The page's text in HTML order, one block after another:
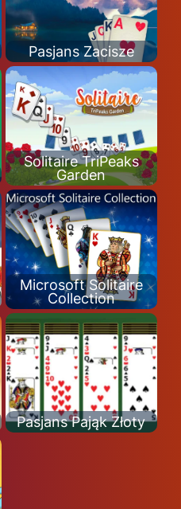
Pasjans Zacisze
Solitaire TriPeaks
Garden
Microsoft Solitaire
Collection
Pasjans Pająk Złoty